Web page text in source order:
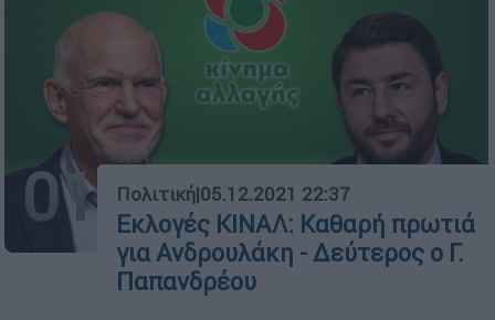
01 Πολιτική|05.12.2021 22:37
Εκλογές ΚΙΝΑΛ: Καθαρή πρωτιά
για Ανδρουλάκη - Δεύτερος ο Γ.
Παπανδρέου